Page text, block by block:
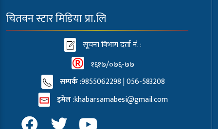
चितवन स्टार मिडिया प्रा.लि
सूचना विभाग दर्ता नं. :
१६१७/०७६-७७
सम्पर्क:9855062298 | 056-583208
इमेल:khabarsamabesi@gmail.com